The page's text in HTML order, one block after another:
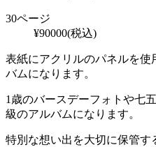
30ページ
¥90000(税込)
表紙にアクリルのパネルを
バムになります。
1歳のバースデーフォトや七
級のアルバムになります。
特別な想い出を大切に保管す